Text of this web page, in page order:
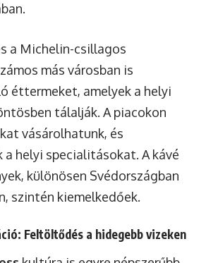
a Michelin-csillagos
más városban is
éttermeket, amelyek a helyi
tálalják. A piacokon
vásárolhatunk, és
helyi specialitásokat. A kávé
különösen Svédországban
szintén kiemelkedőek.
Feltöltődés a hidegebb vizeken